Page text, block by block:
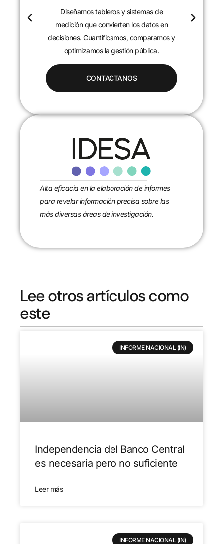
Diseñamos tableros y sistemas de
medición que convierten los datos en
decisiones. Cuantificamos, comparamos y
optimizamos la gestión pública.
CONTACTANOS
Alta eficacia en la elaboración de informes
para revelar información precisa sobre las
más diversas áreas de investigación.
Lee otros artículos como
este
INFORME NACIONAL (IN)
Independencia del Banco Central
es necesaria pero no suficiente
Leer más
INFORME NACIONAL (IN)